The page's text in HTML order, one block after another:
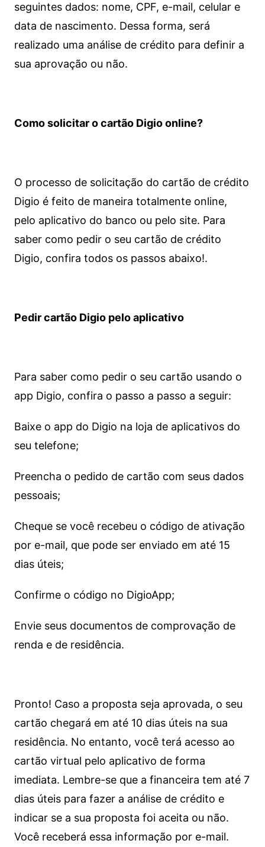
seguintes dados: nome, CPF, e-mail, celular e
data de nascimento. Dessa forma, será
realizado uma análise de crédito para definir a
sua aprovação ou não.
Como solicitar o cartão Digio online?
O processo de solicitação do cartão de crédito
Digio é feito de maneira totalmente online,
pelo aplicativo do banco ou pelo site. Para
saber como pedir o seu cartão de crédito
Digio, confira todos os passos abaixo!.
Pedir cartão Digio pelo aplicativo
Para saber como pedir o seu cartão usando o
app Digio, confira o passo a passo a seguir:
Baixe o app do Digio na loja de aplicativos do
seu telefone;
Preencha o pedido de cartão com seus dados
pessoais;
Cheque se você recebeu o código de ativação
por e-mail, que pode ser enviado em até 15
dias úteis;
Confirme o código no DigioApp;
Envie seus documentos de comprovação de
renda e de residência.
Pronto! Caso a proposta seja aprovada, o seu
cartão chegará em até 10 dias úteis na sua
residência. No entanto, você terá acesso ao
cartão virtual pelo aplicativo de forma
imediata. Lembre-se que a financeira tem até 7
dias úteis para fazer a análise de crédito e
indicar se a sua proposta foi aceita ou não.
Você receberá essa informação por e-mail.